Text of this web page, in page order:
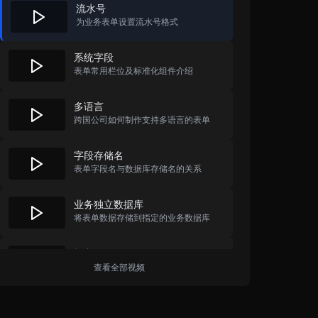
流水号
为业务表单设置流水号格式
系统字段
表单常用栏位及标准化组件介绍
多语言
跨国公司如何制作支持多语言的表单
字段存储名
表单字段名与数据库存储名的关系
业务独立数据库
将表单数据存储到指定的业务数据库
打印
套用模版进行表单格式化打印
查看全部视频